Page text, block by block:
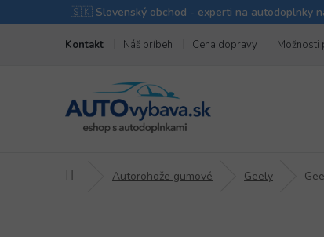
Kontakt Náš príbeh Cena dopravy Možnosti
DomovAutorohože gumové Geely